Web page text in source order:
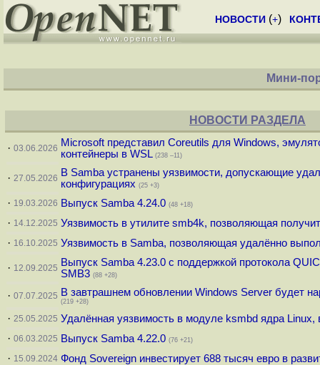
НОВОСТИ (+)
Мини-
НОВОСТИ РАЗДЕЛА
· 03.06.2026 Microsoft представил Coreutils для Windows,
контейнеры в WSL (238 –11)
· 27.05.2026 В Samba устранены уязвимости, допускающие
конфигурациях (25 +3)
· 19.03.2026 Выпуск Samba 4.24.0 (48 +18)
· 14.12.2025 Уязвимость в утилите smb4k, позволяющая
· 16.10.2025 Уязвимость в Samba, позволяющая удалённо
· 12.09.2025 Выпуск Samba 4.23.0 с поддержкой протокола
SMB3 (88 +28)
· 07.07.2025 В завтрашнем обновлении Windows Server будет
(219 +28)
· 25.05.2025 Удалённая уязвимость в модуле ksmbd ядра
· 06.03.2025 Выпуск Samba 4.22.0 (76 +21)
· 15.09.2024 Фонд Sovereign инвестирует 688 тысяч евро в